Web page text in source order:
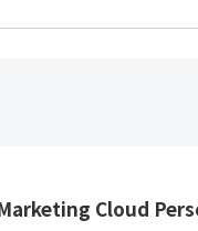
Cloud